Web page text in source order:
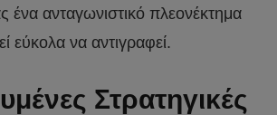
ένα ανταγωνιστικό πλεονέκτημα
εύκολα να αντιγραφεί.
Στρατηγικές